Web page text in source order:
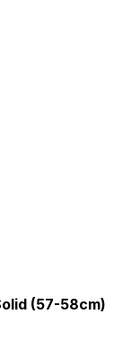
(57-58cm)